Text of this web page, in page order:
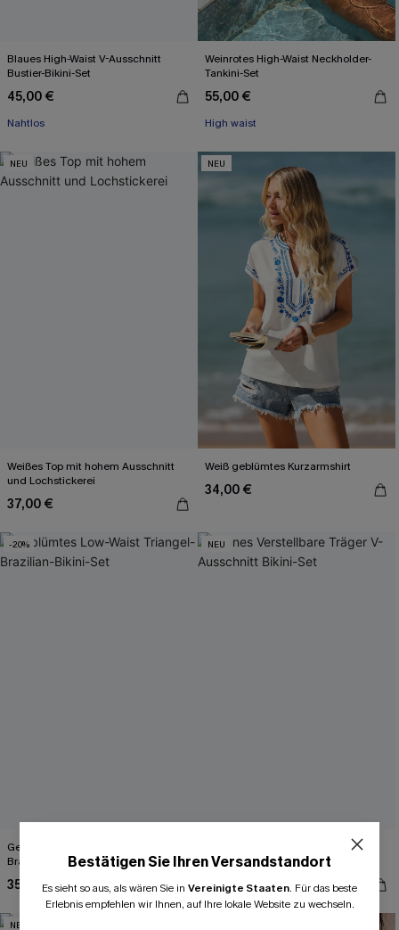
Blaues High-Waist V-Ausschnitt
Bustier-Bikini-Set
45,00 €
Nahtlos
Weinrotes High-Waist Neckholder-
Tankini-Set
55,00 €
High waist
NEU
Weißes Top mit hohem Ausschnitt
und Lochstickerei
37,00 €
NEU
Weiß geblümtes Kurzarmshirt
34,00 €
-20%
Geblümtes Low-Waist Triangel-
Brazilian-Bikini-Set
35,00 €44,00 €
NEU
Ausschnitt Bikini-Set
48,00 €
NEU
Bestätigen Sie Ihren Versandstandort
Es sieht so aus, als wären Sie in Vereinigte Staaten. Für das beste
Erlebnis empfehlen wir Ihnen, auf Ihre lokale Website zu wechseln.